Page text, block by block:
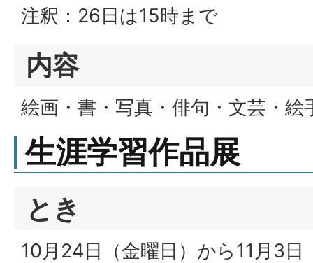
注釈：26日は15時まで
内容
絵画・書・写真・俳句・文芸・
生涯学習作品展
とき
10月24日（金曜日）から11月3